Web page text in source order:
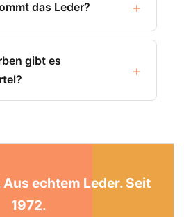
das Leder? +
gibt es
+
echtem Leder. Seit
1972.